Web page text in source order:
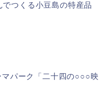
つくる小豆島の特産品
パーク「二十四の○○○映